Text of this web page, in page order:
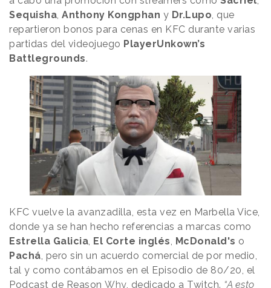
Sequisha, Anthony Kongphan y Dr.Lupo, que
repartieron bonos para cenas en KFC durante varias
partidas del videojuego PlayerUnkown’s
Battlegrounds.
KFC vuelve la avanzadilla, esta vez en Marbella Vice,
donde ya se han hecho referencias a marcas como
Estrella Galicia El Corte inglés McDonald's o
Pachá , pero sin un acuerdo comercial de por medio,
tal y como contábamos en el Episodio de 80/20, el
Podcast de Reason Why, dedicado a Twitch. “A esto